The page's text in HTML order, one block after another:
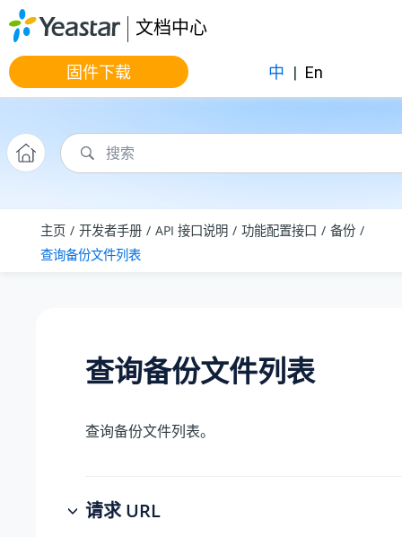
跳转到主要内容
文档中心
固件下载 中 | En
主页 开发者手册 API 接口说明 功能配置接口
备份
查询备份文件列表
查询备份文件列表
查询备份文件列表。
请求 URL